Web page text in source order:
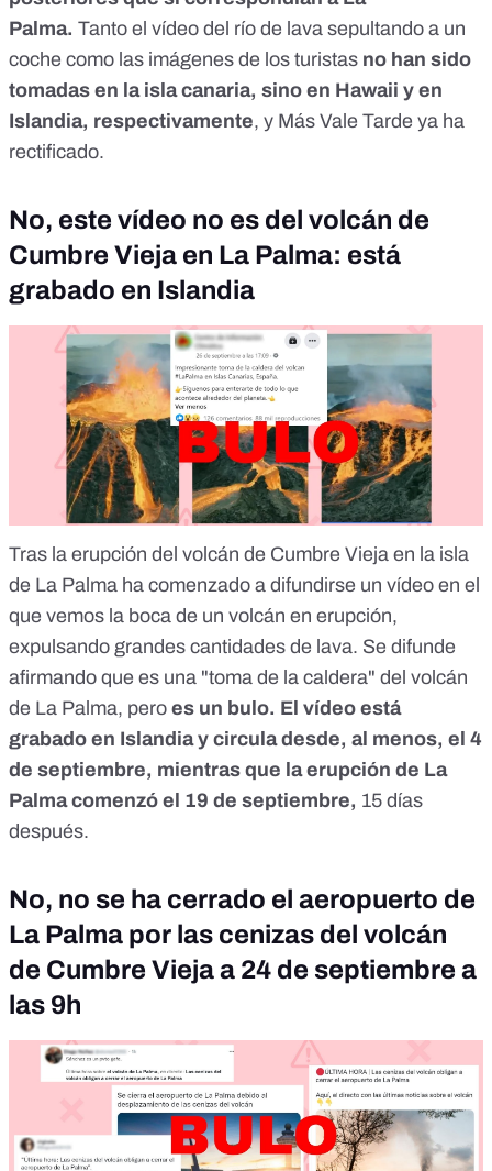
Palma. Tanto el vídeo del río de lava sepultando a un
coche como las imágenes de los turistas no han sido
tomadas en la isla canaria, sino en Hawaii y en
Islandia, respectivamente, y Más Vale Tarde ya ha
rectificado.
No, este vídeo no es del volcán de
Cumbre Vieja en La Palma: está
grabado en Islandia
Tras la erupción del volcán de Cumbre Vieja en la isla
de La Palma ha comenzado a difundirse un vídeo en el
que vemos la boca de un volcán en erupción,
expulsando grandes cantidades de lava. Se difunde
afirmando que es una "toma de la caldera" del volcán
de La Palma, pero es un bulo. El vídeo está
grabado en Islandia y circula desde, al menos, el 4
de septiembre, mientras que la erupción de La
Palma comenzó el 19 de septiembre, 15 días
después.
No, no se ha cerrado el aeropuerto de
La Palma por las cenizas del volcán
de Cumbre Vieja a 24 de septiembre a
las 9h